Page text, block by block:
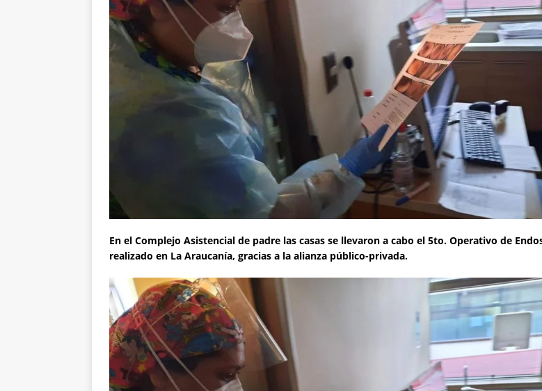
En el Complejo Asistencial de padre las casas se llevaron a cabo el 5to. Operativo de
realizado en La Araucanía, gracias a la alianza público-privada.